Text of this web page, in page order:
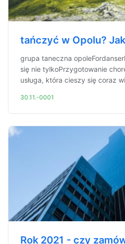
tańczyć w Opolu?
grupa taneczna
się nie tylkoPrzygotowanie
usługa, która cieszy się coraz
30.11.-0001
Rok 2021 - czy